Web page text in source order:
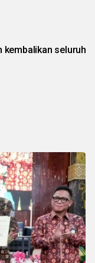
kembalikan seluruh